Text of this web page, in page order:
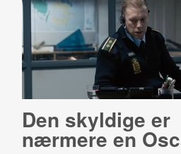
Den skyldige er
nærmere en